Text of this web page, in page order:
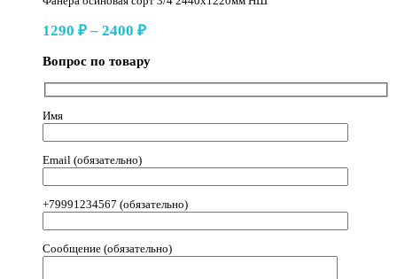
1290 ₽ – 2400 ₽Диапазон
1290 ₽
–
2400 ₽
Вопрос по товару
Имя
Email (обязательно)
+79991234567 (обязательно)
Сообщение (обязательно)